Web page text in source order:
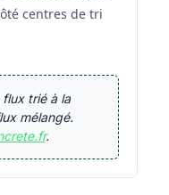
centres de tri
trié à la
mélangé.
.